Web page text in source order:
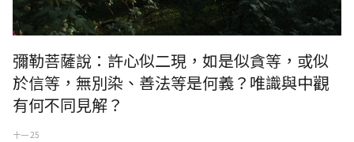
彌勒菩薩說：許心似二現，如是似貪等，或似
於信等，無別染、善法等是何義？唯識與中觀
有何不同見解？
十一 25